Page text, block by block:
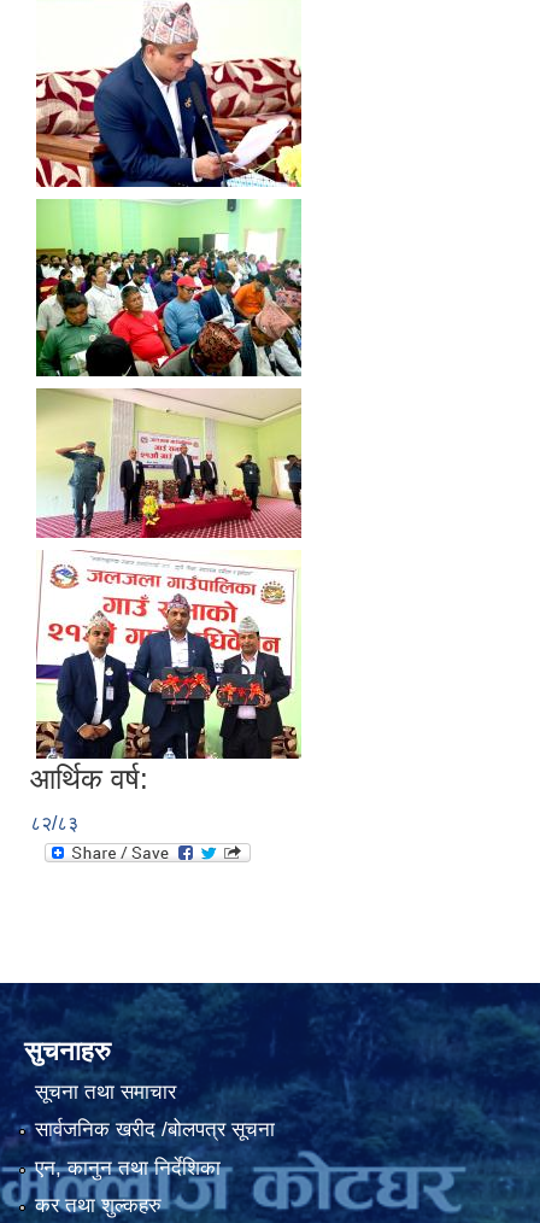
आर्थिक वर्ष:
८२/८३
सुचनाहरु
सूचना तथा समाचार
सार्वजनिक खरीद /बोलपत्र सूचना
एन, कानुन तथा निर्देशिका
कर तथा शुल्कहरु